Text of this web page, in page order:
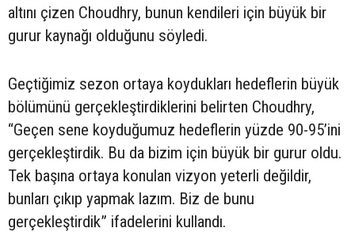
altını çizen Choudhry, bunun kendileri için büyük bir
gurur kaynağı olduğunu söyledi.
Geçtiğimiz sezon ortaya koydukları hedeflerin büyük
bölümünü gerçekleştirdiklerini belirten Choudhry,
“Geçen sene koyduğumuz hedeflerin yüzde 90-95’ini
gerçekleştirdik. Bu da bizim için büyük bir gurur oldu.
Tek başına ortaya konulan vizyon yeterli değildir,
bunları çıkıp yapmak lazım. Biz de bunu
gerçekleştirdik” ifadelerini kullandı.